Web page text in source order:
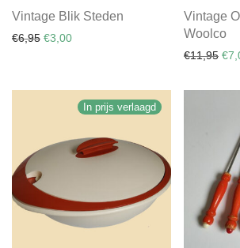
Vintage Blik Steden
€6,95 Oorspronkelijke prijs was: €6,95.
€3,00Huidige prijs is: €3,00.
Vintage
Woolco
€11,95 €
In prijs verlaagd